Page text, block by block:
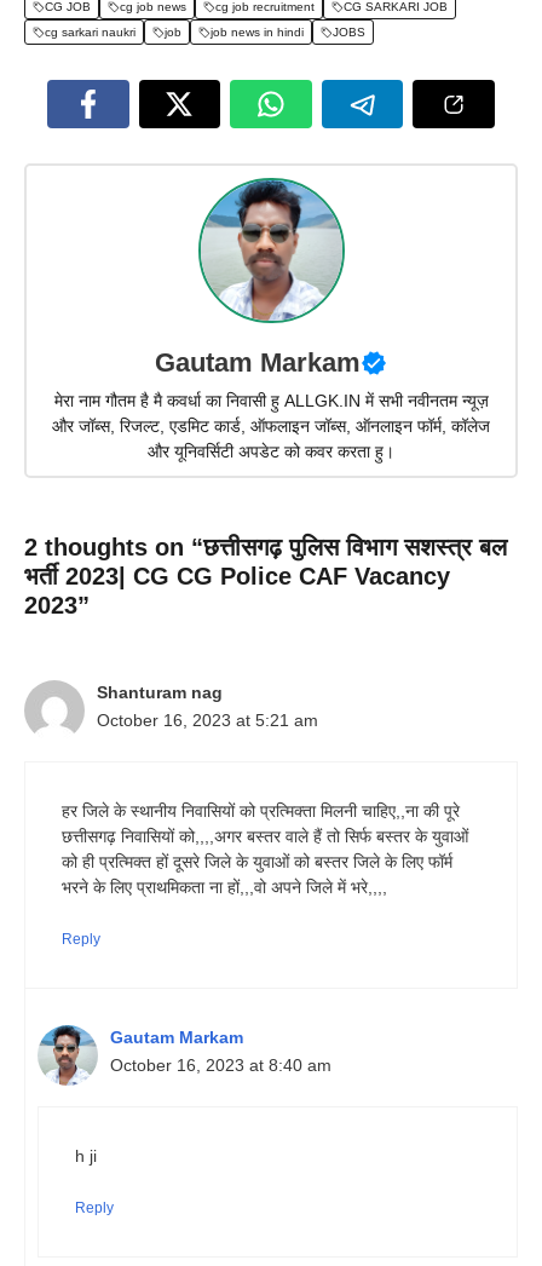
CG JOB cg job news cg job recruitment
CG SARKARI JOB
cg sarkari naukri
job job news in hindi JOBS
Gautam Markam
मेरा नाम गौतम है मै कवर्धा का निवासी हु ALLGK.IN में सभी नवीनतम न्यूज़
और जॉब्स, रिजल्ट, एडमिट कार्ड, ऑफलाइन जॉब्स, ऑनलाइन फॉर्म, कॉलेज
और यूनिवर्सिटी अपडेट को कवर करता हु।
2 thoughts on “छत्तीसगढ़ पुलिस विभाग सशस्त्र बल
भर्ती 2023| CG CG Police CAF Vacancy
2023”
Shanturam nag
October 16, 2023 at 5:21 am
हर जिले के स्थानीय निवासियों को प्रत्मिक्ता मिलनी चाहिए,,ना की पूरे
छत्तीसगढ़ निवासियों को,,,,अगर बस्तर वाले हैं तो सिर्फ बस्तर के युवाओं
को ही प्रत्मिक्त हों दूसरे जिले के युवाओं को बस्तर जिले के लिए फॉर्म
भरने के लिए प्राथमिकता ना हों,,,वो अपने जिले में भरे,,,,
Reply
Gautam Markam
October 16, 2023 at 8:40 am
h ji
Reply